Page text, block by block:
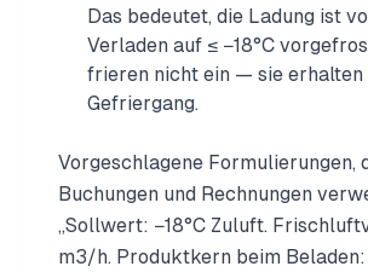
Das bedeutet, die Ladung ist
Verladen auf ≤ −18°C
frieren nicht ein — sie erhalten
Gefriergang.
Vorgeschlagene Formulierungen,
Buchungen und Rechnungen
„Sollwert: −18°C Zuluft.
m3/h. Produktkern beim Beladen: